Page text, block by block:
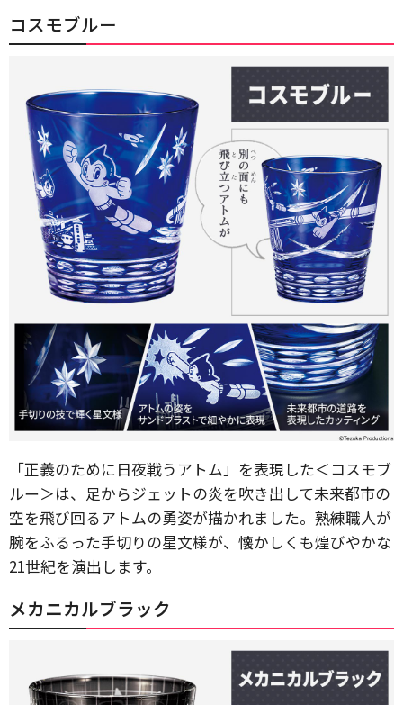
コスモブルー
「正義のために日夜戦うアトム」を表現した＜コスモブ
ルー＞は、足からジェットの炎を吹き出して未来都市の
空を飛び回るアトムの勇姿が描かれました。熟練職人が
腕をふるった手切りの星文様が、懐かしくも煌びやかな
21世紀を演出します。
メカニカルブラック